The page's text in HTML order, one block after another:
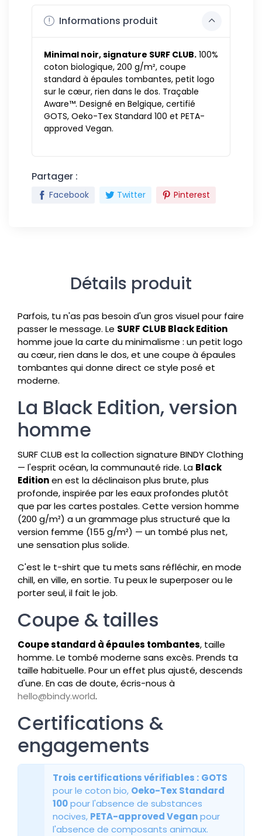
Informations produit
Minimal noir, signature SURF CLUB. 100%
coton biologique, 200 g/m², coupe
standard à épaules tombantes, petit logo
sur le cœur, rien dans le dos. Traçable
Aware™. Designé en Belgique, certifié
GOTS, Oeko-Tex Standard 100 et PETA-
approved Vegan.
Partager :
Facebook Twitter Pinterest
Détails produit
Parfois, tu n'as pas besoin d'un gros visuel pour faire
passer le message. Le SURF CLUB Black Edition
homme joue la carte du minimalisme : un petit logo
au cœur, rien dans le dos, et une coupe à épaules
tombantes qui donne direct ce style posé et
moderne.
La Black Edition, version
homme
SURF CLUB est la collection signature BINDY Clothing
— l'esprit océan, la communauté ride. La Black
Editionen est la déclinaison plus brute, plus
profonde, inspirée par les eaux profondes plutôt
que par les cartes postales. Cette version homme
(200 g/m²) a un grammage plus structuré que la
version femme (155 g/m²) — un tombé plus net,
une sensation plus solide.
C'est le t-shirt que tu mets sans réfléchir, en mode
chill, en ville, en sortie. Tu peux le superposer ou le
porter seul, il fait le job.
Coupe & tailles
Coupe standard à épaules tombantes, taille
homme. Le tombé moderne sans excès. Prends ta
taille habituelle. Pour un effet plus ajusté, descends
d'une. En cas de doute, écris-nous à
hello@bindy.world.
Certifications &
engagements
Trois certifications vérifiables : GOTS
pour le coton bio, Oeko-Tex Standard
100pour l'absence de substances
nocives, PETA-approved Veganpour
l'absence de composants animaux.